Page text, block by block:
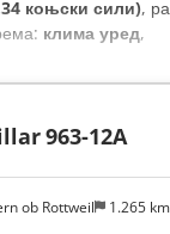
коњски сили),
клима уред,
ob Rottweil 1.265 km
963-12A